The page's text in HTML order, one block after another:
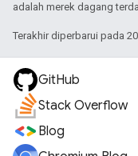
adalah merek dagang
Terakhir diperbarui pada
GitHub
Stack Overflow
Blog